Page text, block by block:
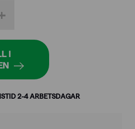
2-4 ARBETSDAGAR
I